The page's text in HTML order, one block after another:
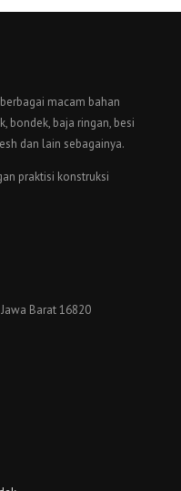
macam bahan
bondek, baja ringan, besi
dan lain sebagainya.
praktisi konstruksi
Barat 16820